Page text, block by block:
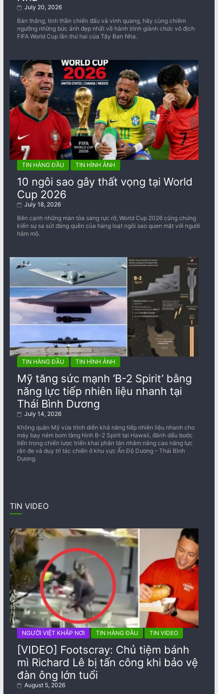
July 20, 2026
Bàn thắng, tinh thần chiến đấu và vinh quang, hãy cùng chiêm
ngưỡng những bức ảnh đẹp nhất về ​​hành trình giành chức vô địch
FIFA World Cup lần thứ hai của Tây Ban Nha.
TIN HÀNG ĐẦU TIN HÌNH ẢNH
10 ngôi sao gây thất vọng tại World
Cup 2026
July 18, 2026
Bên cạnh những màn tỏa sáng rực rỡ, World Cup 2026 cũng chứng
kiến sự sa sút đáng quên của hàng loạt ngôi sao quen mặt với người
hâm mộ.
TIN HÀNG ĐẦU TIN HÌNH ẢNH
Mỹ tăng sức mạnh ‘B-2 Spirit’ bằng
năng lực tiếp nhiên liệu nhanh tại
Thái Bình Dương
July 14, 2026
Không quân Mỹ vừa trình diễn khả năng tiếp nhiên liệu nhanh cho
máy bay ném bom tàng hình B-2 Spirit tại Hawaii, đánh dấu bước
tiến trong chiến lược triển khai phân tán nhằm nâng cao năng lực
răn đe và duy trì tác chiến ở khu vực Ấn Độ Dương – Thái Bình
Dương.
TIN VIDEO
NGƯỜI VIỆT KHẮP NƠI TIN HÀNG ĐẦU TIN VIDEO
[VIDEO] Footscray: Chủ tiệm bánh
mì Richard Lê bị tấn công khi bảo vệ
đàn ông lớn tuổi
August 5, 2026